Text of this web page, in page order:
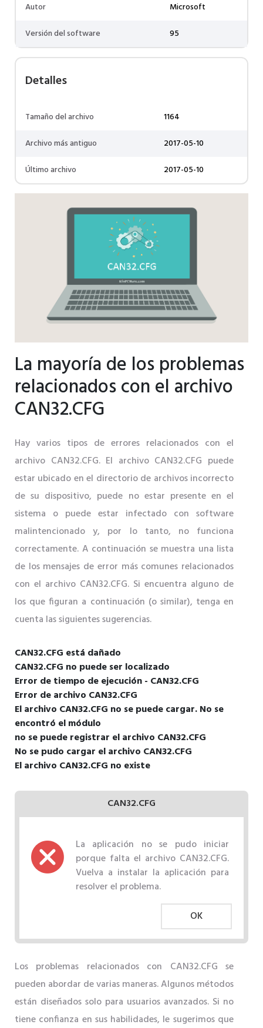
Autor
Microsoft
Versión del software
95
Detalles
Tamaño del archivo
1164
Archivo más antiguo
2017-05-10
Último archivo
2017-05-10
La mayoría de los problemas
relacionados con el archivo
CAN32.CFG
Hay varios tipos de errores relacionados con el
archivo CAN32.CFG. El archivo CAN32.CFG puede
estar ubicado en el directorio de archivos incorrecto
de su dispositivo, puede no estar presente en el
sistema o puede estar infectado con software
malintencionado y, por lo tanto, no funciona
correctamente. A continuación se muestra una lista
de los mensajes de error más comunes relacionados
con el archivo CAN32.CFG. Si encuentra alguno de
los que figuran a continuación (o similar), tenga en
cuenta las siguientes sugerencias.
CAN32.CFG está dañado
CAN32.CFG no puede ser localizado
Error de tiempo de ejecución - CAN32.CFG
Error de archivo CAN32.CFG
El archivo CAN32.CFG no se puede cargar. No se
encontró el módulo
no se puede registrar el archivo CAN32.CFG
No se pudo cargar el archivo CAN32.CFG
El archivo CAN32.CFG no existe
CAN32.CFG
La aplicación no se pudo iniciar
porque falta el archivo CAN32.CFG.
Vuelva a instalar la aplicación para
resolver el problema.
OK
Los problemas relacionados con CAN32.CFG se
pueden abordar de varias maneras. Algunos métodos
están diseñados solo para usuarios avanzados. Si no
tiene confianza en sus habilidades, le sugerimos que